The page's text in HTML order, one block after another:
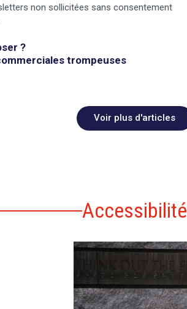
non sollicitées sans consentement
?
trompeuses
Voir plus d'articles
Accessibilité